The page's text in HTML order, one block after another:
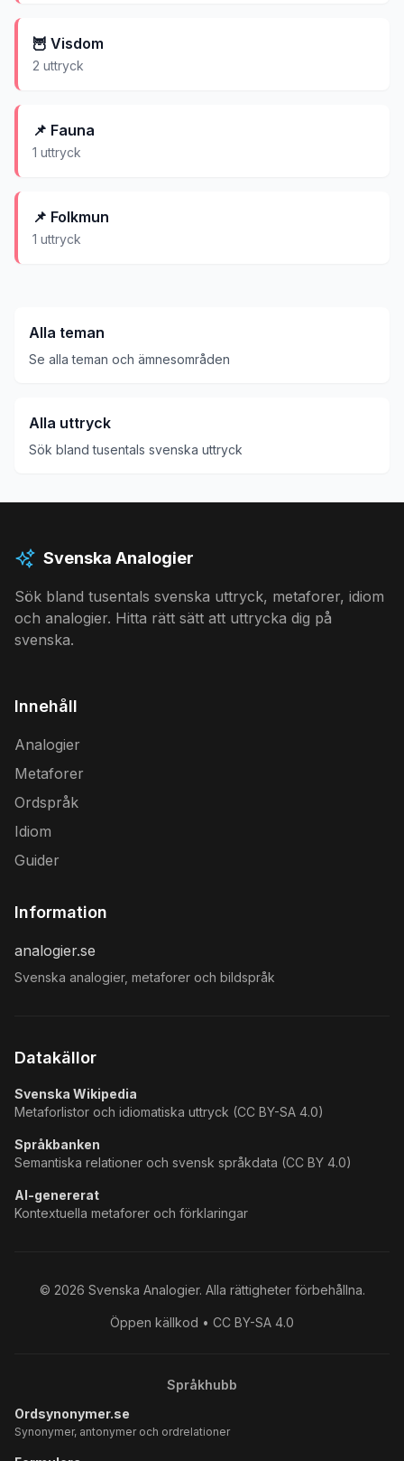
🦉 Visdom
2 uttryck
📌 Fauna
1 uttryck
📌 Folkmun
1 uttryck
Alla teman
Se alla teman och ämnesområden
Alla uttryck
Sök bland tusentals svenska uttryck
Svenska Analogier
Sök bland tusentals svenska uttryck, metaforer, idiom
och analogier. Hitta rätt sätt att uttrycka dig på
svenska.
Innehåll
Analogier
Metaforer
Ordspråk
Idiom
Guider
Information
analogier.se
Svenska analogier, metaforer och bildspråk
Datakällor
Svenska Wikipedia
Metaforlistor och idiomatiska uttryck (CC BY-SA 4.0)
Språkbanken
Semantiska relationer och svensk språkdata (CC BY 4.0)
AI-genererat
Kontextuella metaforer och förklaringar
© 2026 Svenska Analogier. Alla rättigheter förbehållna.
Öppen källkod • CC BY-SA 4.0
Språkhubb
Ordsynonymer.se
Synonymer, antonymer och ordrelationer